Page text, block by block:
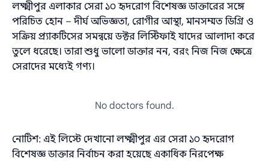
লক্ষ্মীপুর এলাকার সেরা ১০ হৃদরোগ বিশেষজ্ঞ ডাক্তারের সঙ্গে
পরিচিত হোন – দীর্ঘ অভিজ্ঞতা, রোগীর আস্থা, মানসম্মত ডিগ্রি ও
সক্রিয় প্র্যাকটিসের সমন্বয়ে ডক্টর লিস্টিফাই যাদের আলাদা করে
তুলে ধরেছে। তারা শুধু ভালো ডাক্তার নন, বরং নিজ নিজ ক্ষেত্রে
সেরাদের মধ্যেই গণ্য।
No doctors found.
নোটিশ: এই লিস্টে দেখানো লক্ষ্মীপুর এর সেরা ১০ হৃদরোগ
বিশেষজ্ঞ ডাক্তার নির্বাচন করা হয়েছে একাধিক নিরপেক্ষ